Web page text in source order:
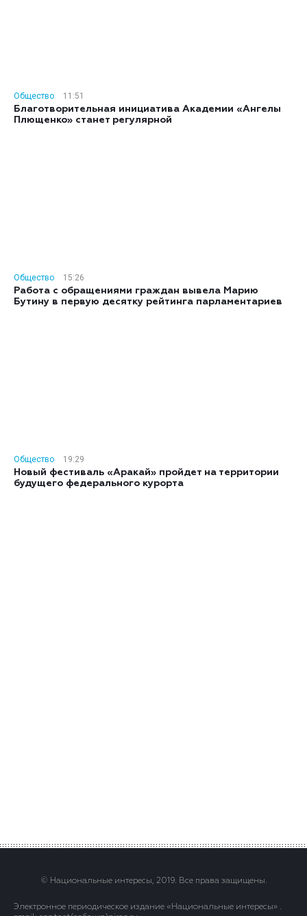
Общество
11:51
Благотворительная инициатива Академии «Ангелы
Плющенко» станет регулярной
Общество
15:26
Работа с обращениями граждан вывела Марию
Бутину в первую десятку рейтинга парламентариев
Общество
19:29
Новый фестиваль «Аракай» пройдет на территории
будущего федерального курорта
© Национальные интересы, 2019. Все права защищены.
Электронное периодическое издание «Национальные интересы» .